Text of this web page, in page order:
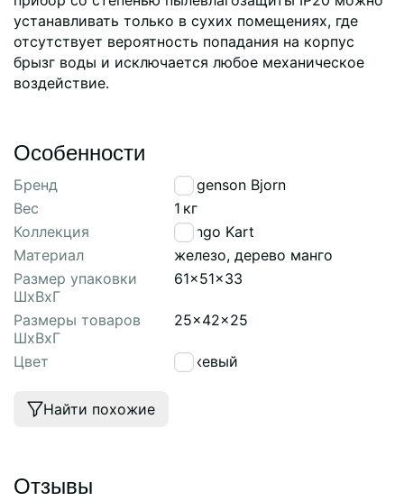
устанавливать только в сухих помещениях, где
отсутствует вероятность попадания на корпус
брызг воды и исключается любое механическое
воздействие.
Особенности
Бренд
Bergenson Bjorn
Вес
1 кг
Коллекция
Mango Kart
Материал
железо, дерево манго
Размер упаковки
ШхВхГ
61x51x33
Размеры товаров
ШхВхГ
25x42x25
Цвет бежевый
Найти похожие
Отзывы